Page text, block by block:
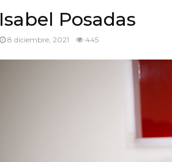
Isabel Posadas
8 diciembre, 2021 445